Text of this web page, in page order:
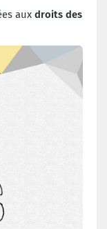
aux droits des